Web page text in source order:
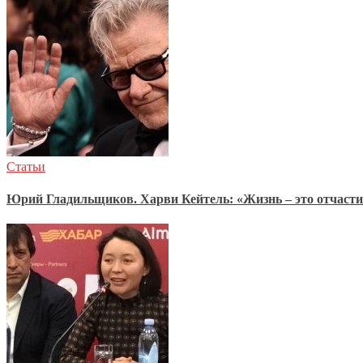
Статьи
Юрий Гладильщиков. Харви Кейтель: «Жизнь – это